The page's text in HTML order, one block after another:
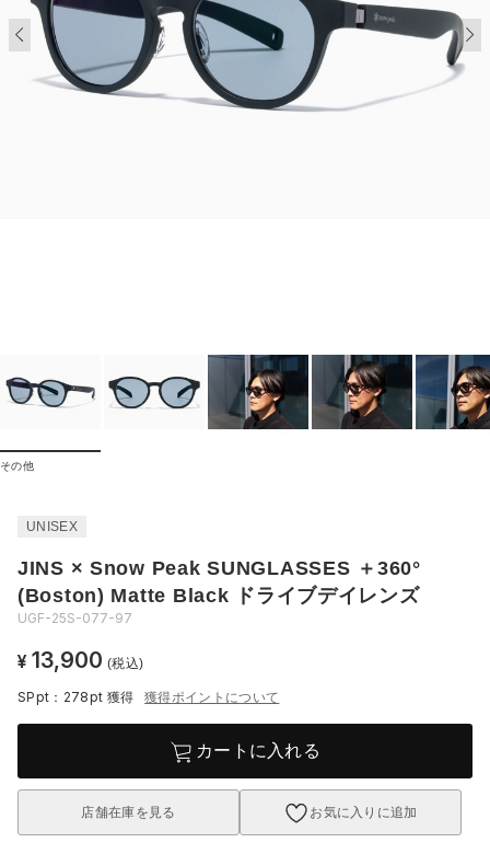
その他
UNISEX
JINS × Snow Peak SUNGLASSES ＋360°
(Boston) Matte Black ドライブデイレンズ
UGF-25S-077-97
¥ 13,900 (税込)
SPpt：278pt 獲得 獲得ポイントについて
カートに入れる
店舗在庫を見る お気に入りに追加